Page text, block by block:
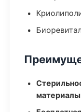
материалы